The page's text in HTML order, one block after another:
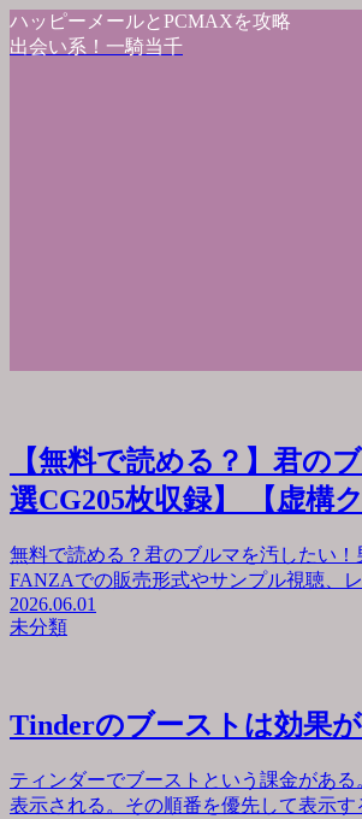
ハッピーメールとPCMAXを攻略
出会い系！一騎当千
【無料で読める？】君の
選CG205枚収録】 【虚構ク
無料で読める？君のブルマを汚したい
FANZAでの販売形式やサンプル視聴、
2026.06.01
未分類
Tinderのブーストは効果
ティンダーでブーストという課金があ
表示される。その順番を優先して表示